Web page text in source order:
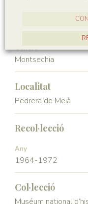
Génere
Montsechia
Localitat
Pedrera de Meià
Recol·lecció
Any
1964-1972
Col·lecció
Muséum national